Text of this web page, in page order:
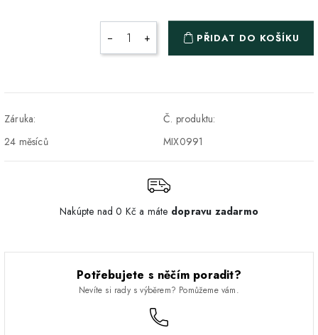
DPD - Odberné miesto
1-2 pracovné dni
− + PŘIDAT DO KOŠÍKU
Záruka:
24 měsíců
Č. produktu:
MIX0991
Nakúpte nad 0 Kč a máte dopravu zadarmo
Potřebujete s něčím poradit?
Nevíte si rady s výběrem? Pomůžeme vám.